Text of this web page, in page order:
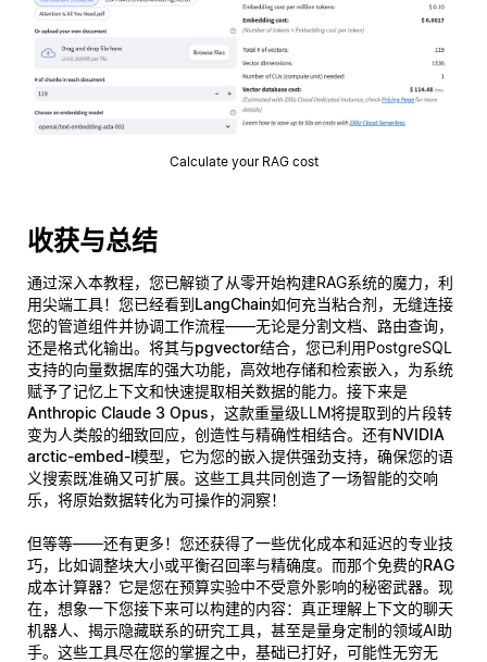
Calculate your RAG cost
收获与总结
通过深入本教程，您已解锁了从零开始构建RAG系统的魔力，利
用尖端工具！您已经看到LangChain如何充当粘合剂，无缝连接
您的管道组件并协调工作流程——无论是分割文档、路由查询，
还是格式化输出。将其与pgvector结合，您已利用PostgreSQL
支持的向量数据库的强大功能，高效地存储和检索嵌入，为系统
赋予了记忆 上下文和快速提取相关数据的能力。接下来是
Anthropic Claude 3 Opus，这款重量级LLM将提取到的片段转
变为人类般的细致回应，创造性与精确性相结合。还有NVIDIA
arctic-embed-l模型，它为您的嵌入提供强劲支持，确保您的语
义搜索既准确又可扩展。这些工具共同创造了一场智能的交响
乐，将原始数据转化为可操作的洞察！
但等等——还有更多！您还获得了一些优化成本和延迟的专业技
巧，比如调整块大小或平衡召回率与精确度。而那个免费的RAG
成本计算器？它是您在预算实验中不受意外影响的秘密武器。现
在，想象一下您接下来可以构建的内容： 真正理解上下文的聊天
机器人、揭示隐藏联系的研究工具，甚至是量身定制的领域AI助
手。这些工具尽在您的掌握之中，基础已打好，可能性无穷无